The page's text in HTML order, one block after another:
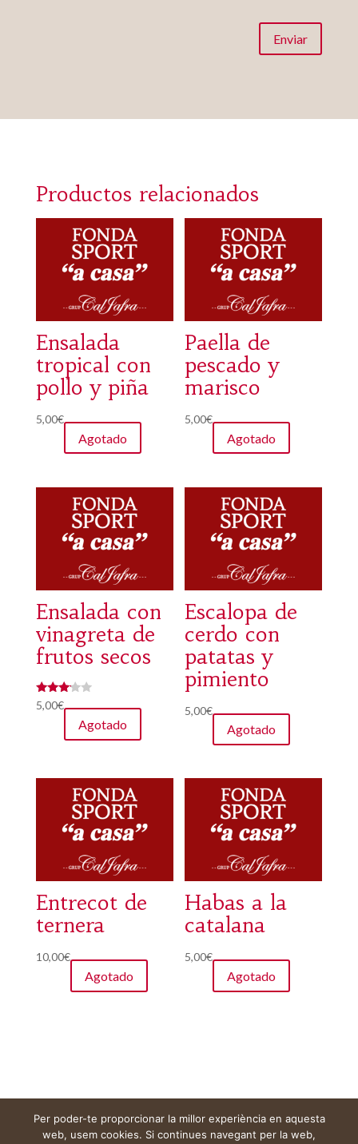
Enviar
Productos relacionados
Ensalada
tropical con
pollo y piña
5,00€
Agotado
Paella de
pescado y
marisco
5,00€
Agotado
Ensalada con
vinagreta de
frutos secos
Valorad
o con
5,00€
Agotado
Escalopa de
cerdo con
patatas y
pimiento
5,00€
Agotado
Entrecot de
ternera
10,00€
Agotado
Habas a la
catalana
5,00€
Agotado
Aviso legal Carrito Mi cuenta
Per poder-te proporcionar la millor experiència en aquesta
web, usem cookies. Si continues navegant per la web,